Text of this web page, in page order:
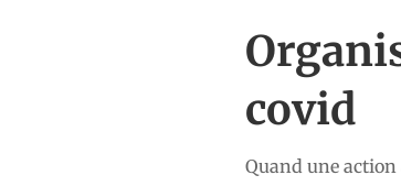
covid
Quand une action